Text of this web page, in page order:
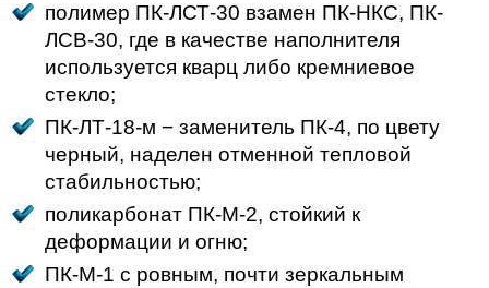
полимер ПК-ЛСТ-30 взамен ПК-НКС, ПК-
ЛСВ-30, где в качестве наполнителя
используется кварц либо кремниевое
стекло;
ПК-ЛТ-18-м − заменитель ПК-4, по цвету
черный, наделен отменной тепловой
стабильностью;
поликарбонат ПК-М-2, стойкий к
деформации и огню;
ПК-М-1 с ровным, почти зеркальным